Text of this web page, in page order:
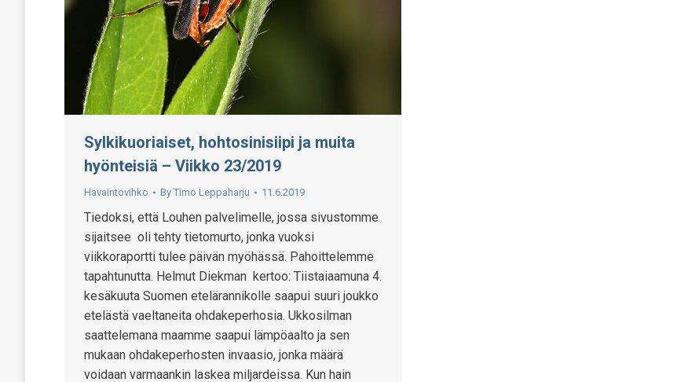
Sylkikuoriaiset, hohtosinisiipi ja muita
hyönteisiä – Viikko 23/2019
Havaintovihko By Timo Leppaharju 11.6.2019
Tiedoksi, että Louhen palvelimelle, jossa sivustomme
sijaitsee oli tehty tietomurto, jonka vuoksi
viikkoraportti tulee päivän myöhässä. Pahoittelemme
tapahtunutta. Helmut Diekman kertoo: Tiistaiaamuna 4.
kesäkuuta Suomen etelärannikolle saapui suuri joukko
etelästä vaeltaneita ohdakeperhosia. Ukkosilman
saattelemana maamme saapui lämpöaalto ja sen
mukaan ohdakeperhosten invaasio, jonka määrä
voidaan varmaankin laskea miljardeissa. Kun hain